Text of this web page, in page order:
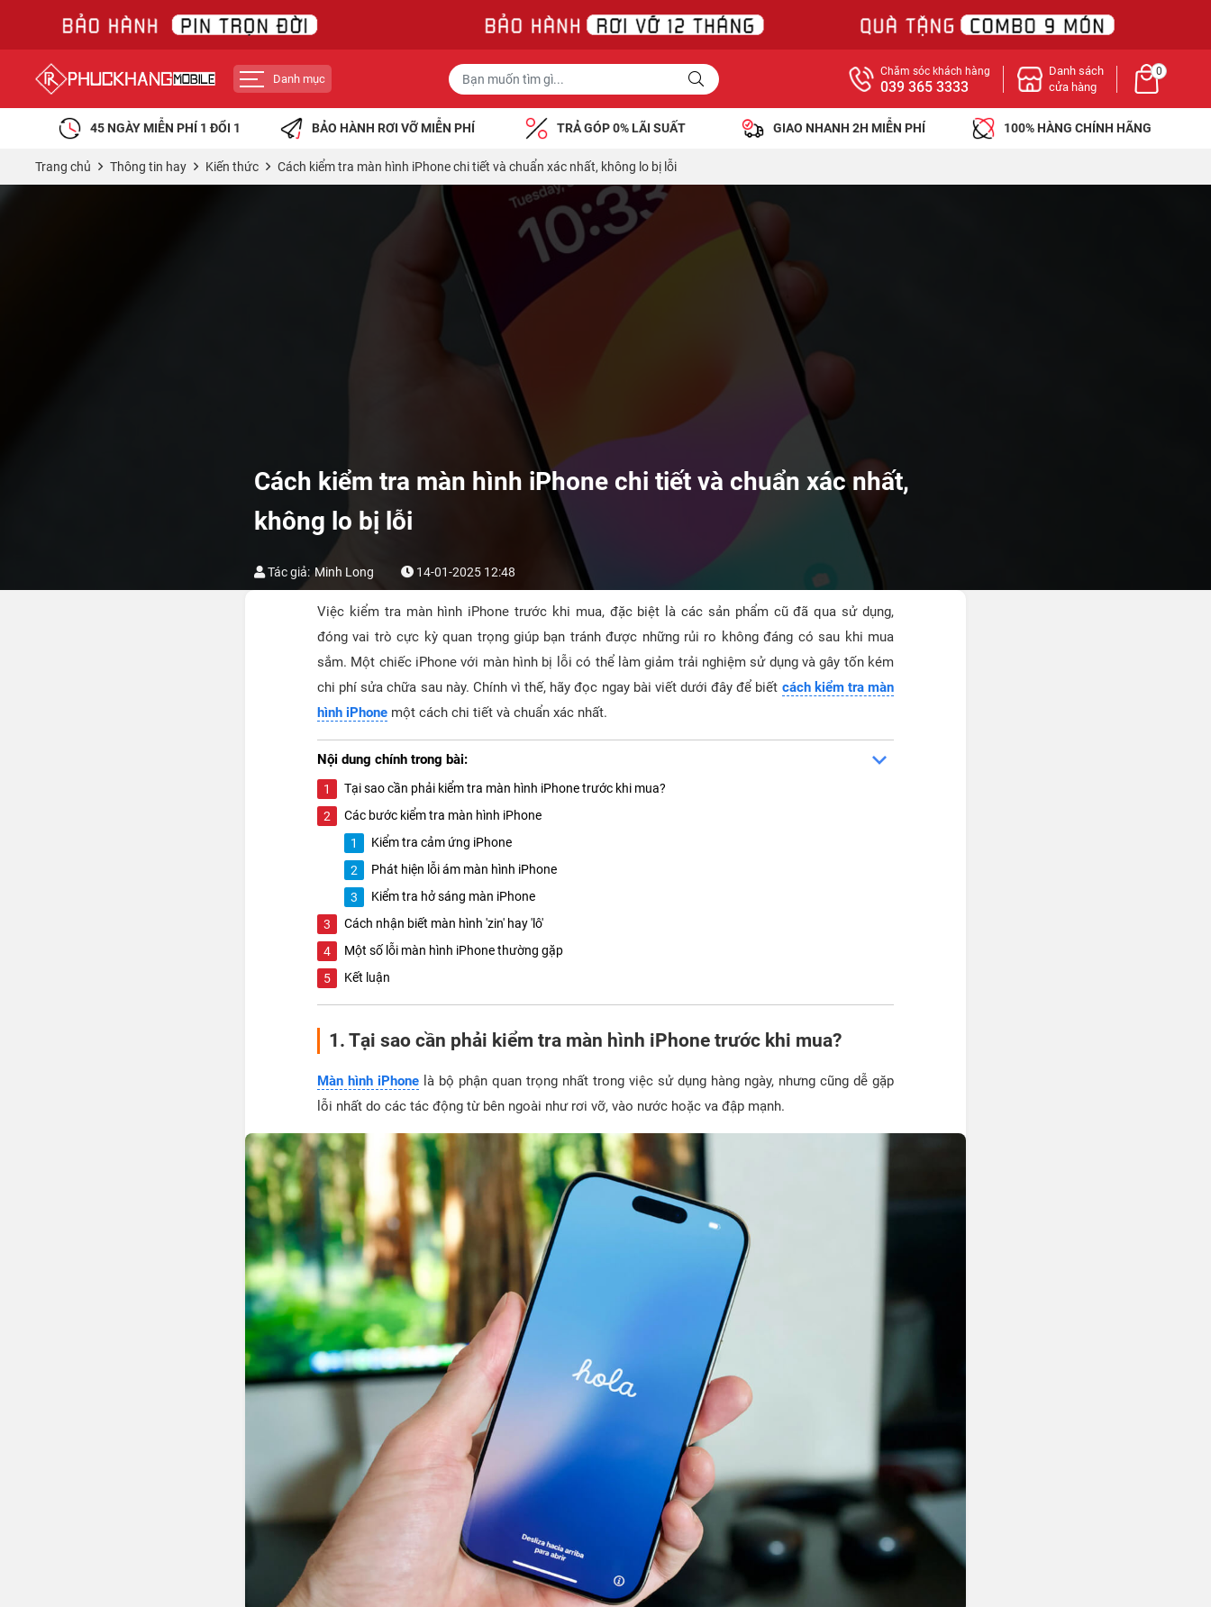
Danh mục
Chăm sóc khách hàng
039 365 3333
Danh sách
cửa hàng
0
45 NGÀY MIỄN PHÍ 1 ĐỔI 1 BẢO HÀNH RƠI VỠ MIỄN PHÍ TRẢ GÓP 0% LÃI SUẤT GIAO NHANH 2H MIỄN PHÍ 100% HÀNG CHÍNH HÃNG
Trang chủ Thông tin hay Kiến thức Cách kiểm tra màn hình iPhone chi tiết và chuẩn xác nhất, không lo bị lỗi
Cách kiểm tra màn hình iPhone chi tiết và chuẩn xác nhất,
không lo bị lỗi
Tác giả: Minh Long 14-01-2025 12:48
Việc kiểm tra màn hình iPhone trước khi mua, đặc biệt là các sản phẩm cũ đã qua sử dụng,
đóng vai trò cực kỳ quan trọng giúp bạn tránh được những rủi ro không đáng có sau khi mua
sắm. Một chiếc iPhone với màn hình bị lỗi có thể làm giảm trải nghiệm sử dụng và gây tốn kém
chi phí sửa chữa sau này. Chính vì thế, hãy đọc ngay bài viết dưới đây để biết cách kiểm tra màn
hình iPhone một cách chi tiết và chuẩn xác nhất.
Nội dung chính trong bài:
Tại sao cần phải kiểm tra màn hình iPhone trước khi mua?
Các bước kiểm tra màn hình iPhone
Kiểm tra cảm ứng iPhone
Phát hiện lỗi ám màn hình iPhone
Kiểm tra hở sáng màn iPhone
Cách nhận biết màn hình 'zin' hay 'lô'
Một số lỗi màn hình iPhone thường gặp
Kết luận
1. Tại sao cần phải kiểm tra màn hình iPhone trước khi mua?
Màn hình iPhone là bộ phận quan trọng nhất trong việc sử dụng hàng ngày, nhưng cũng dễ gặp
lỗi nhất do các tác động từ bên ngoài như rơi vỡ, vào nước hoặc va đập mạnh.